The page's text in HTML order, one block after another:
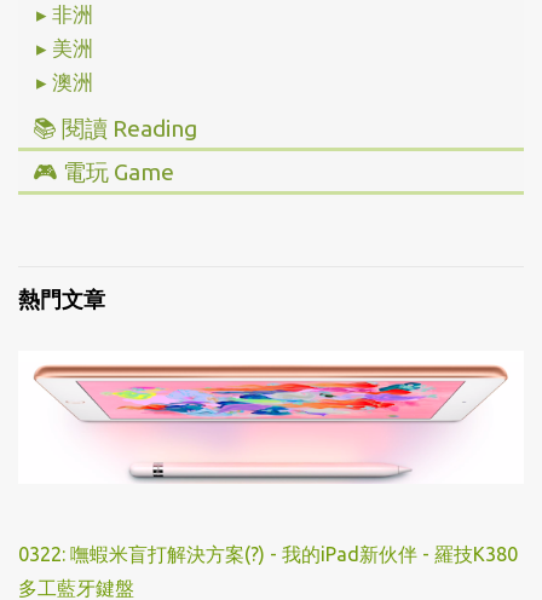
▸ 非洲
▸ 美洲
▸ 澳洲
📚 閱讀 Reading
▸ 投資理財
▸ 藝術設計
🎮 電玩 Game
熱門文章
0322: 嘸蝦米盲打解決方案(?) - 我的iPad新伙伴 - 羅技K380
多工藍牙鍵盤